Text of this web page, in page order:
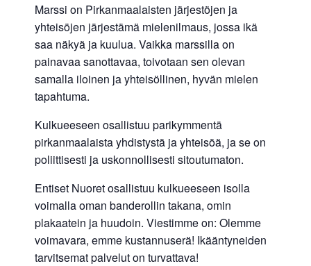
Marssi on Pirkanmaalaisten järjestöjen ja
yhteisöjen järjestämä mielenilmaus, jossa ikä
saa näkyä ja kuulua. Vaikka marssilla on
painavaa sanottavaa, toivotaan sen olevan
samalla iloinen ja yhteisöllinen, hyvän mielen
tapahtuma.
Kulkueeseen osallistuu parikymmentä
pirkanmaalaista yhdistystä ja yhteisöä, ja se on
poliittisesti ja uskonnollisesti sitoutumaton.
Entiset Nuoret osallistuu kulkueeseen isolla
voimalla oman banderollin takana, omin
plakaatein ja huudoin. Viestimme on: Olemme
voimavara, emme kustannuserä! Ikääntyneiden
tarvitsemat palvelut on turvattava!